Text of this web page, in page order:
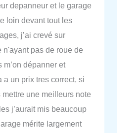
depanneur et le garage
loin devant tout les
j’ai crevé sur
n'ayant pas de roue de
m’on dépanner et
a un prix tres correct, si
mettre une meilleurs note
j’aurait mis beaucoup
mérite largement